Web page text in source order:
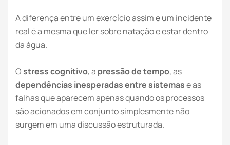
A diferença entre um exercício assim e um incidente
real é a mesma que ler sobre natação e estar dentro
da água.
O stress cognitivo, a pressão de tempo, as
dependências inesperadas entre sistemase as
falhas que aparecem apenas quando os processos
são acionados em conjunto simplesmente não
surgem em uma discussão estruturada.